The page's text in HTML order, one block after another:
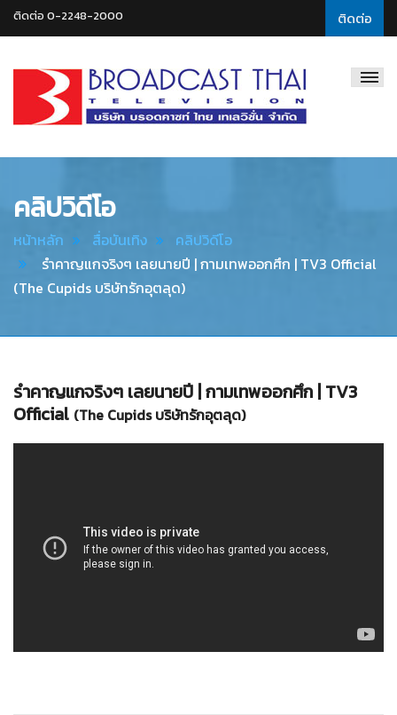
ติดต่อ
ติดต่อ 0-2248-2000
Thai
คลิปวิดีโอ
หน้าหลัก สื่อบันเทิง
คลิปวิดีโอ
รำคาญแกจริงๆ เลยนายปี | กามเทพออกศึก | TV3 Official
(The Cupids บริษัทรักอุตลุด)
รำคาญแกจริงๆ เลยนายปี | กามเทพออกศึก | TV3
Official (The Cupids บริษัทรักอุตลุด)